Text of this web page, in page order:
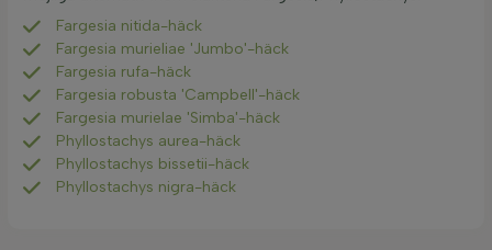
Fargesia nitida-häck
Fargesia murieliae 'Jumbo'-häck
Fargesia rufa-häck
Fargesia robusta 'Campbell'-häck
Fargesia murielae 'Simba'-häck
Phyllostachys aurea-häck
Phyllostachys bissetii-häck
Phyllostachys nigra-häck